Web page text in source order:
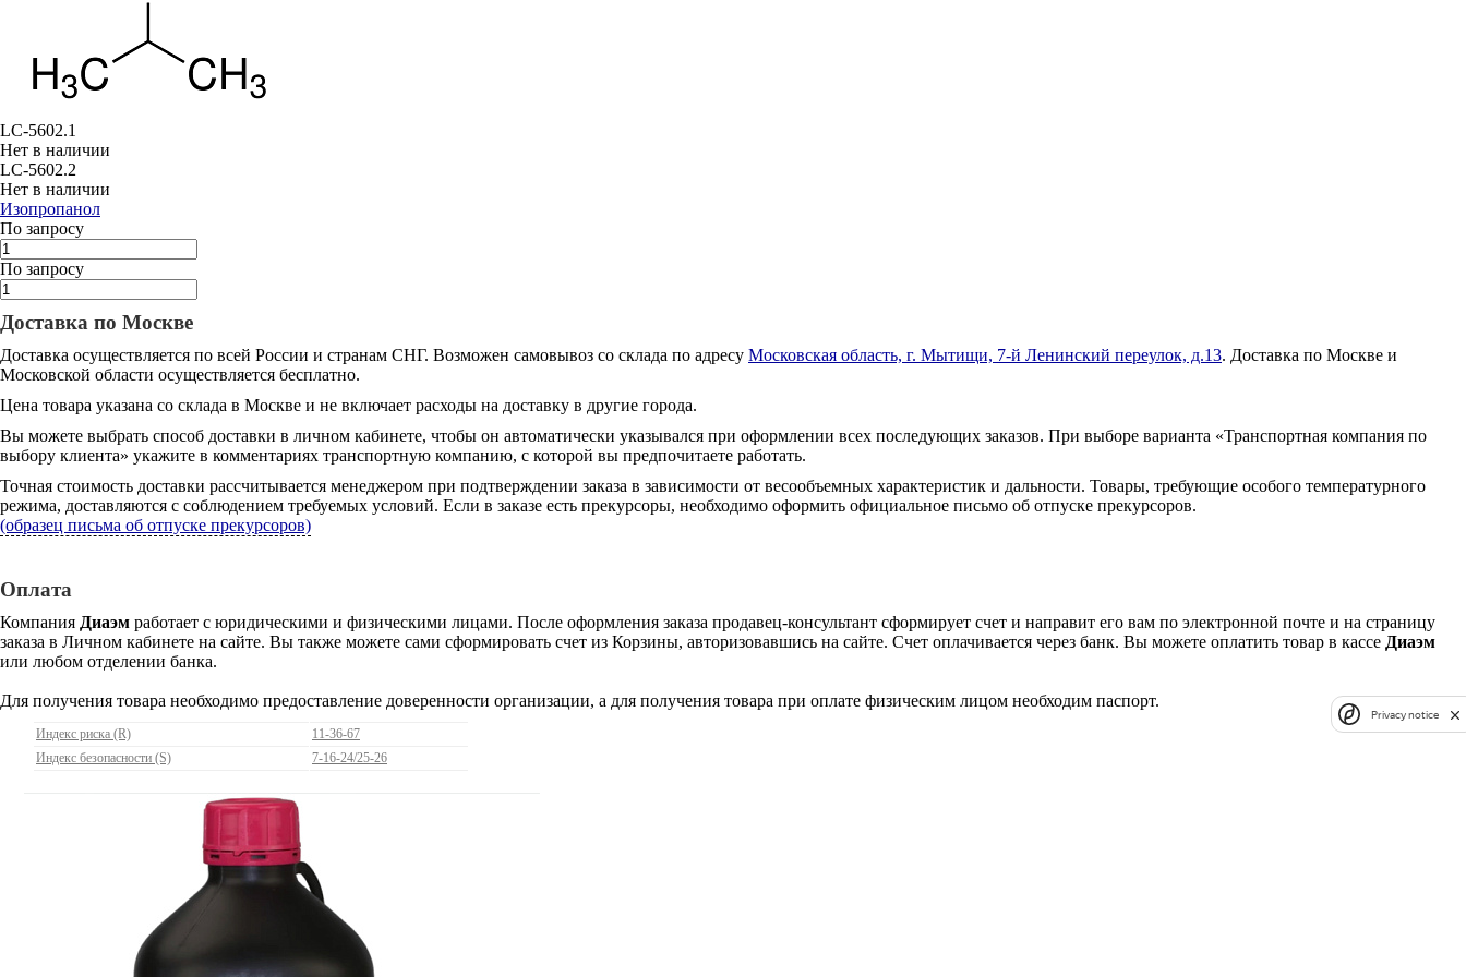
LC-5602.1
Нет в наличии
LC-5602.2
Нет в наличии
Изопропанол
По запросу
По запросу
Доставка по Москве
Доставка осуществляется по всей России и странам СНГ. Возможен самовывоз со склада по адресу Московская область, г. Мытищи, 7-й Ленинский переулок, д.13. Доставка по Москве и
Московской области осуществляется бесплатно.
Цена товара указана со склада в Москве и не включает расходы на доставку в другие города.
Вы можете выбрать способ доставки в личном кабинете, чтобы он автоматически указывался при оформлении всех последующих заказов. При выборе варианта «Транспортная компания по
выбору клиента» укажите в комментариях транспортную компанию, с которой вы предпочитаете работать.
Точная стоимость доставки рассчитывается менеджером при подтверждении заказа в зависимости от весообъемных характеристик и дальности. Товары, требующие особого температурного
режима, доставляются с соблюдением требуемых условий. Если в заказе есть прекурсоры, необходимо оформить официальное письмо об отпуске прекурсоров.
(образец письма об отпуске прекурсоров)
Оплата
Компания Диаэм работает с юридическими и физическими лицами. После оформления заказа продавец-консультант сформирует счет и направит его вам по электронной почте и на страницу
заказа в Личном кабинете на сайте. Вы также можете сами сформировать счет из Корзины, авторизовавшись на сайте. Счет оплачивается через банк. Вы можете оплатить товар в кассе Диаэм
или любом отделении банка.
Для получения товара необходимо предоставление доверенности организации, а для получения товара при оплате физическим лицом необходим паспорт.
Индекс риска (R)
11-36-67
Индекс безопасности (S)
7-16-24/25-26
Privacy notice